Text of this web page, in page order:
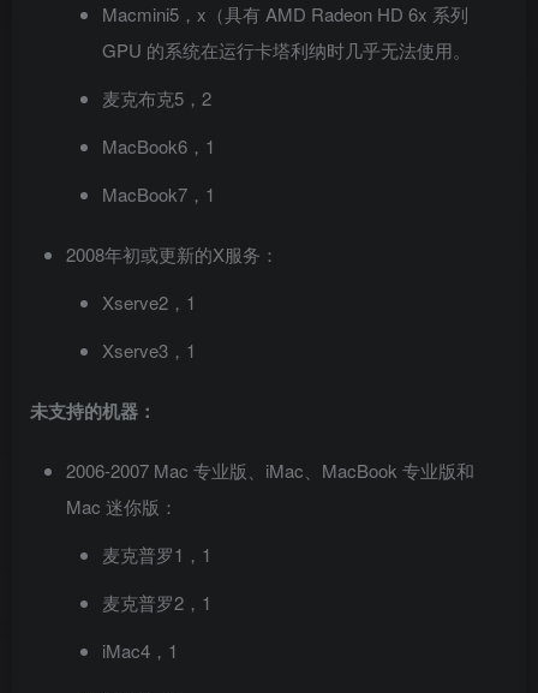
Macmini5，x（具有 AMD Radeon HD 6x 系列
GPU 的系统在运行卡塔利纳时几乎无法使用。
麦克布克5，2
MacBook6，1
MacBook7，1
2008年初或更新的X服务：
Xserve2，1
Xserve3，1
未支持的机器：
2006-2007 Mac 专业版、iMac、MacBook 专业版和
Mac 迷你版：
麦克普罗1，1
麦克普罗2，1
iMac4，1